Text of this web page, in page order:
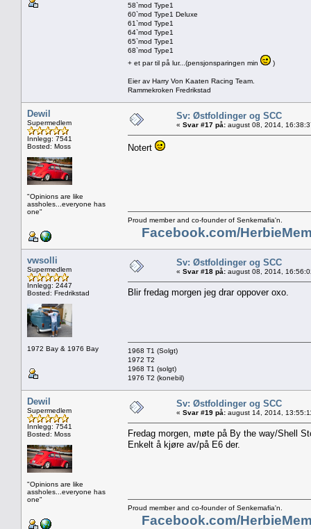
58`mod Type1
60`mod Type1 Deluxe
61`mod Type1
64`mod Type1
65`mod Type1
68`mod Type1
+ et par til på lur...(pensjonsparingen min
)
Eier av Harry Von Kaaten Racing Team.
Rammekroken Fredrikstad
Dewil
Supermedlem
Innlegg: 7541
Bosted: Moss
"Opinions are like
assholes...everyone has
one"
Sv: Østfoldinger og SCC
« Svar #17 på: august 08, 2014,
Notert
Proud member and co-founder of Senkemafia'n.
Facebook.com/
vwsolli
Supermedlem
Innlegg: 2447
Bosted: Fredrikstad
1972 Bay & 1976 Bay
Sv: Østfoldinger og SCC
« Svar #18 på: august 08, 2014,
Blir fredag morgen jeg drar oppover oxo.
1968 T1 (Solgt)
1972 T2
1968 T1 (solgt)
1976 T2 (konebil)
Dewil
Supermedlem
Innlegg: 7541
Bosted: Moss
"Opinions are like
assholes...everyone has
one"
Sv: Østfoldinger og SCC
« Svar #19 på: august 14, 2014,
Fredag morgen, møte på By the way/Shell
Enkelt å kjøre av/på E6 der.
Proud member and co-founder of Senkemafia'n.
Facebook.com/